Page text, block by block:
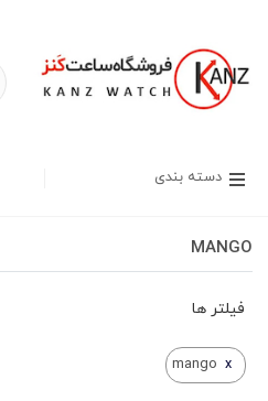
دسته بندی
MANGO
فیلتر ها
x
mango